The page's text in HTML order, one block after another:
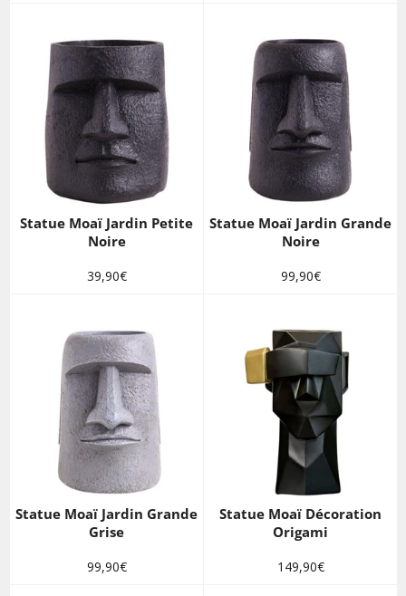
Statue Moaï Jardin Petite
Noire
Prix
39,90€
Statue Moaï Jardin Grande
Noire
Prix
99,90€
Statue Moaï Jardin Grande
Grise
Prix
99,90€
Statue Moaï Décoration
Origami
Prix
149,90€